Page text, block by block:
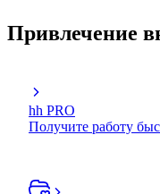
Привлечение
hh PRO
Получите работу